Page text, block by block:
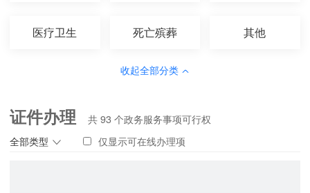
医疗卫生 死亡殡葬 其他
收起全部分类
证件办理
全部类型
共93 个政务服务事项可行权
仅显示可在线办理项